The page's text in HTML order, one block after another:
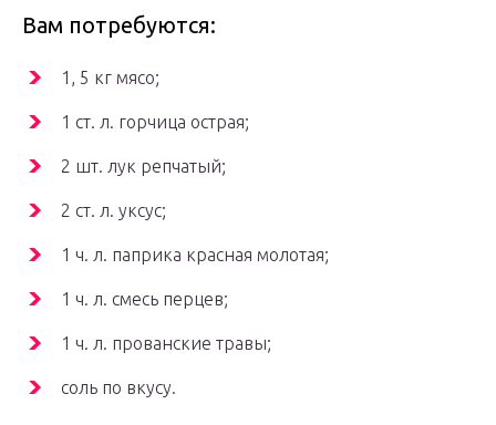
Вам потребуются:
1, 5 кг мясо;
1 ст. л. горчица острая;
2 шт. лук репчатый;
2 ст. л. уксус;
1 ч. л. паприка красная молотая;
1 ч. л. смесь перцев;
1 ч. л. прованские травы;
соль по вкусу.